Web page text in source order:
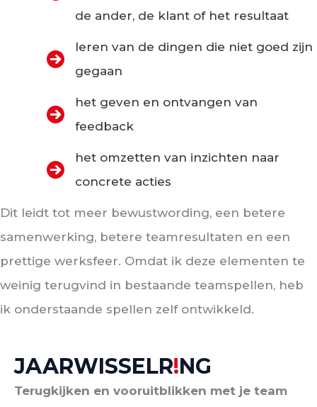
de ander, de klant of het resultaat
leren van de dingen die niet goed zijn
gegaan
het geven en ontvangen van
feedback
het omzetten van inzichten naar
concrete acties
Dit leidt tot meer bewustwording, een betere
samenwerking, betere teamresultaten en een
prettige werksfeer. Omdat ik deze elementen te
weinig terugvind in bestaande teamspellen, heb
ik onderstaande spellen zelf ontwikkeld.
JAARWISSELR!NG
Terugkijken en vooruitblikken met je team